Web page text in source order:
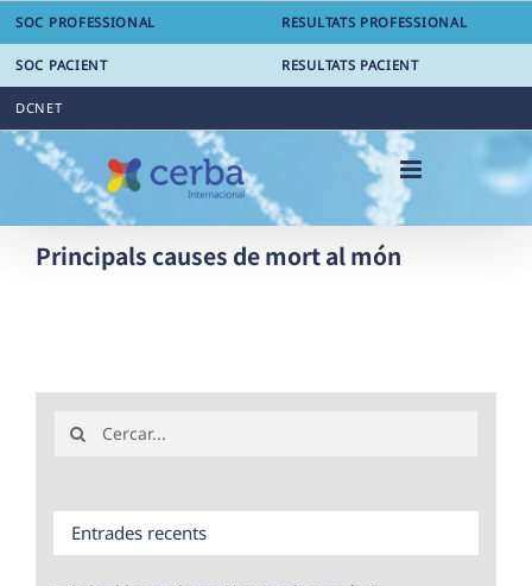
Skip
content
SOC PROFESSIONAL RESULTATS PROFESSIONAL
SOC PACIENT RESULTATS PACIENT
DCNET
Principals causes de mort al món
for:
Entrades recents